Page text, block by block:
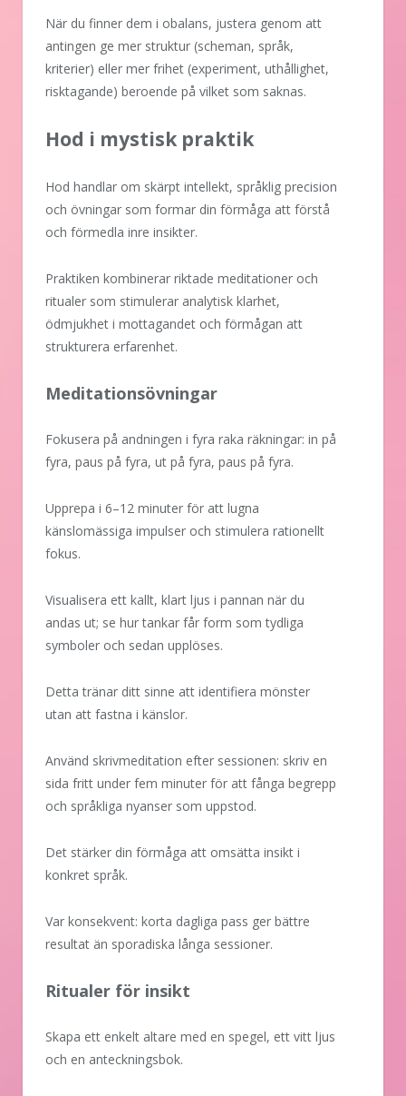
När du finner dem i obalans, justera genom att
antingen ge mer struktur (scheman, språk,
kriterier) eller mer frihet (experiment, uthållighet,
risktagande) beroende på vilket som saknas.
Hod i mystisk praktik
Hod handlar om skärpt intellekt, språklig precision
och övningar som formar din förmåga att förstå
och förmedla inre insikter.
Praktiken kombinerar riktade meditationer och
ritualer som stimulerar analytisk klarhet,
ödmjukhet i mottagandet och förmågan att
strukturera erfarenhet.
Meditationsövningar
Fokusera på andningen i fyra raka räkningar: in på
fyra, paus på fyra, ut på fyra, paus på fyra.
Upprepa i 6–12 minuter för att lugna
känslomässiga impulser och stimulera rationellt
fokus.
Visualisera ett kallt, klart ljus i pannan när du
andas ut; se hur tankar får form som tydliga
symboler och sedan upplöses.
Detta tränar ditt sinne att identifiera mönster
utan att fastna i känslor.
Använd skrivmeditation efter sessionen: skriv en
sida fritt under fem minuter för att fånga begrepp
och språkliga nyanser som uppstod.
Det stärker din förmåga att omsätta insikt i
konkret språk.
Var konsekvent: korta dagliga pass ger bättre
resultat än sporadiska långa sessioner.
Ritualer för insikt
Skapa ett enkelt altare med en spegel, ett vitt ljus
och en anteckningsbok.